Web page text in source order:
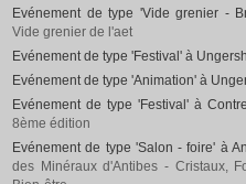
Evénement de type 'Vide grenier -
Vide grenier de l'aet
Evénement de type 'Festival' à
Evénement de type 'Animation' à
Evénement de type 'Festival' à
8ème édition
Evénement de type 'Salon - foire' à
des Minéraux d'Antibes - Cristaux,